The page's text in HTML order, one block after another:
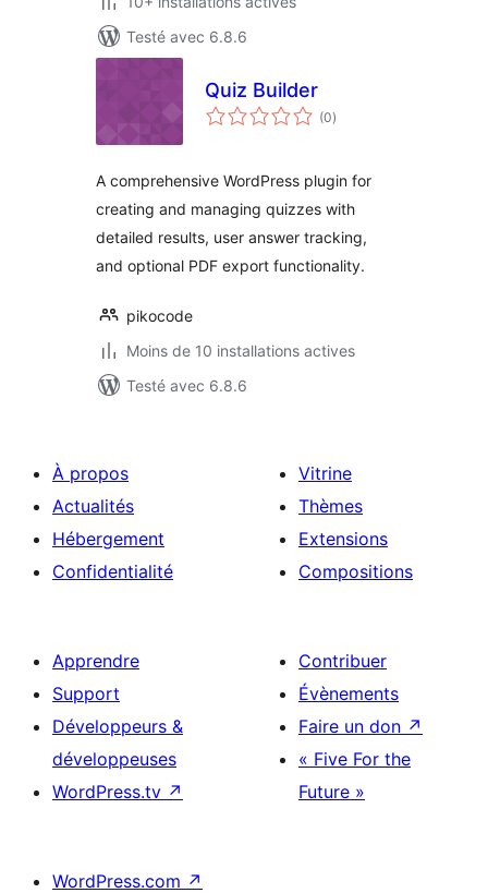
Testé avec 6.8.6
Quiz Builder
(0notes
en
)
A comprehensive WordPress plugin for
creating and managing quizzes with
detailed results, user answer tracking,
and optional PDF export functionality.
pikocode
Moins de 10 installations actives
Testé avec 6.8.6
À propos
Actualités
Hébergement
Confidentialité
Vitrine
Thèmes
Extensions
Compositions
Apprendre
Support
Développeurs &
développeuses
WordPress.tv ↗
Contribuer
Évènements
Faire un don ↗
« Five For the
Future »
WordPress.com ↗